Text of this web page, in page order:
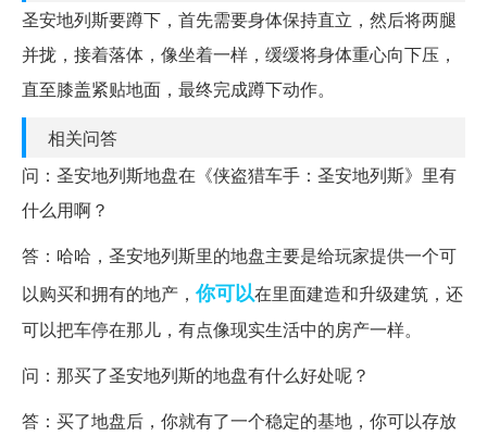
圣安地列斯要蹲下，首先需要身体保持直立，然后将两腿
并拢，接着落体，像坐着一样，缓缓将身体重心向下压，
直至膝盖紧贴地面，最终完成蹲下动作。
相关问答
问：圣安地列斯地盘在《侠盗猎车手：圣安地列斯》里有
什么用啊？
答：哈哈，圣安地列斯里的地盘主要是给玩家提供一个可
以购买和拥有的地产，你可以在里面建造和升级建筑，还
可以把车停在那儿，有点像现实生活中的房产一样。
问：那买了圣安地列斯的地盘有什么好处呢？
答：买了地盘后，你就有了一个稳定的基地，你可以存放